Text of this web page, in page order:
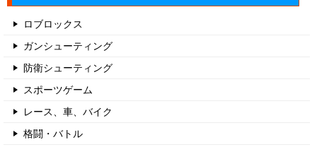
ロブロックス
ガンシューティング
防衛シューティング
スポーツゲーム
レース、車、バイク
格闘・バトル